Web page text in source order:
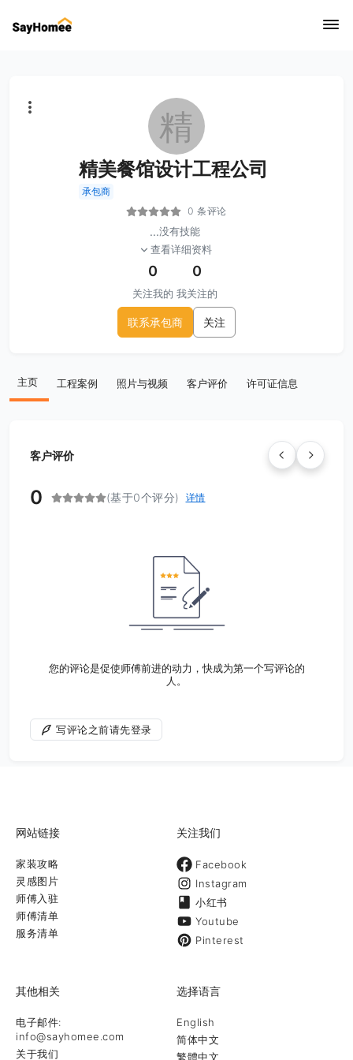
精
精美餐馆设计工程公司
承包商
0 条评论
...没有技能
查看详细资料
0
关注我的
0
我关注的
联系承包商 关注
主页 工程案例 照片与视频 客户评价 许可证信息
客户评价
0 (基于0个评分) 详情
您的评论是促使师傅前进的动力，快成为第一个写评论的
人。
写评论之前请先登录
网站链接
家装攻略
灵感图片
师傅入驻
师傅清单
服务清单
关注我们
Facebook
Instagram
小红书
Youtube
Pinterest
其他相关
电子邮件:
info@sayhomee.com
关于我们
选择语言
English
简体中文
繁體中文